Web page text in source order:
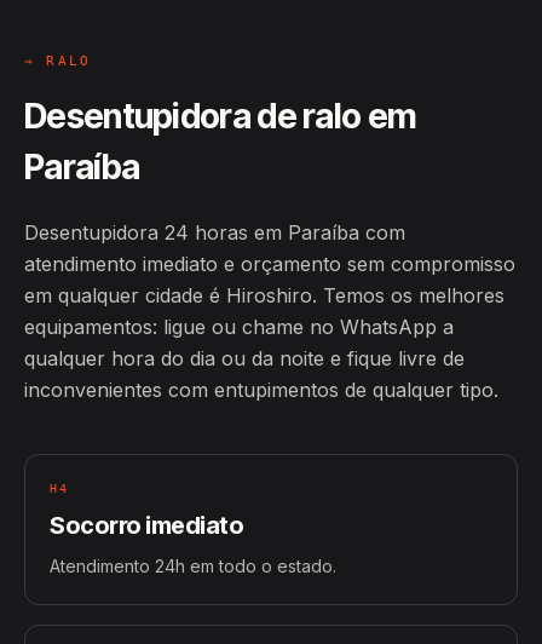
→ RALO
Desentupidora de ralo em
Paraíba
Desentupidora 24 horas em Paraíba com
atendimento imediato e orçamento sem compromisso
em qualquer cidade é Hiroshiro. Temos os melhores
equipamentos: ligue ou chame no WhatsApp a
qualquer hora do dia ou da noite e fique livre de
inconvenientes com entupimentos de qualquer tipo.
H4
Socorro imediato
Atendimento 24h em todo o estado.